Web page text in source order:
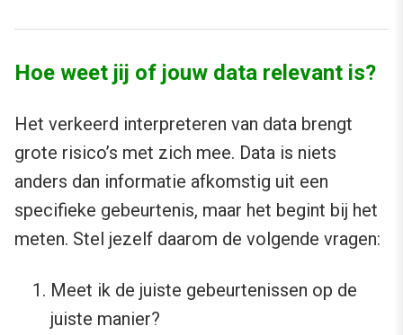
Hoe weet jij of jouw data relevant is?
Het verkeerd interpreteren van data brengt
grote risico’s met zich mee. Data is niets
anders dan informatie afkomstig uit een
specifieke gebeurtenis, maar het begint bij het
meten. Stel jezelf daarom de volgende vragen:
Meet ik de juiste gebeurtenissen op de
juiste manier?